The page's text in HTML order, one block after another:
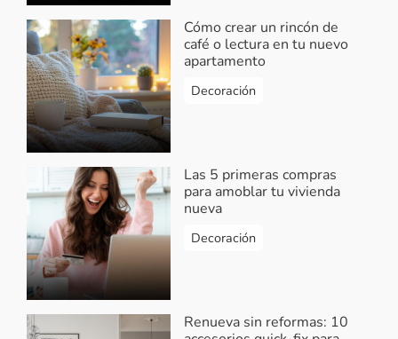
Cómo crear un rincón de
café o lectura en tu nuevo
apartamento
Decoración
Las 5 primeras compras
para amoblar tu vivienda
nueva
Decoración
Renueva sin reformas: 10